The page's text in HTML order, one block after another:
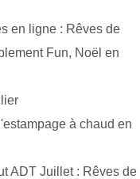
ligne : Rêves de
Fun, Noël en
à chaud en
ADT Juillet : Rêves de